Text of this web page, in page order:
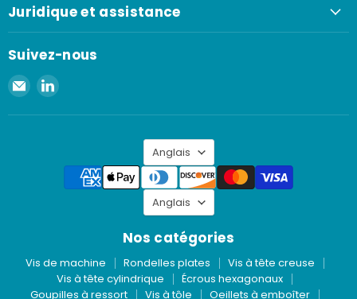
Juridique et assistance
Suivez-nous
Envoyer
un
e-
Spaenaur
Retrouvez-
sur
Langue
Anglais
Nos catégories
Vis de machine Rondelles plates
Vis à tête creuse
Vis à tête cylindrique
Écrous hexagonaux
Goupilles à ressort
Vis à tôle Oeillets à emboîter
Langue
Anglais